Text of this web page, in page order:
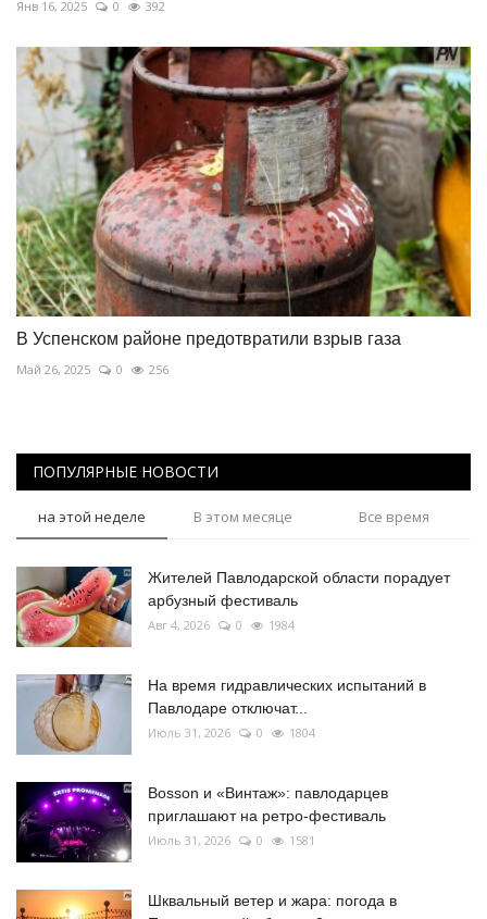
Янв 16, 2025 0 392
В Успенском районе предотвратили взрыв газа
Май 26, 2025 0 256
ПОПУЛЯРНЫЕ НОВОСТИ
на этой неделе В этом месяце Все время
Жителей Павлодарской области порадует
арбузный фестиваль
Авг 4, 2026 0 1984
На время гидравлических испытаний в
Павлодаре отключат...
Июль 31, 2026 0 1804
Bosson и «Винтаж»: павлодарцев
приглашают на ретро-фестиваль
Июль 31, 2026 0 1581
Шквальный ветер и жара: погода в